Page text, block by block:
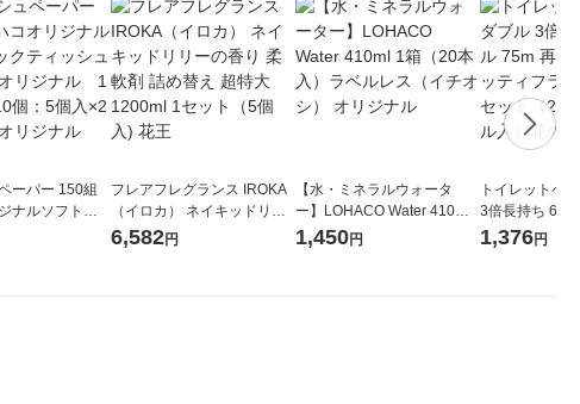
ーパー 150組
ナルソフトパ
ュ フィオナ オ
フレアフレグランス IROKA
（イロカ） ネイキッドリリ
ーの香り 柔軟剤 詰め替え 超
6,582円
【水・ミネラルウォータ
ー】LOHACO Water 410ml
1箱（20本入）ラベルレス
1,450円
トイレットペ
3倍長持ち 6ロール
紙配合 スコッ
1,376円